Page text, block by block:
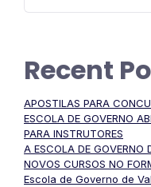
Recent
APOSTILAS PARA
ESCOLA DE GOVERNO
PARA INSTRUTORES
A ESCOLA DE GOVERNO
NOVOS CURSOS NO
Escola de Governo de